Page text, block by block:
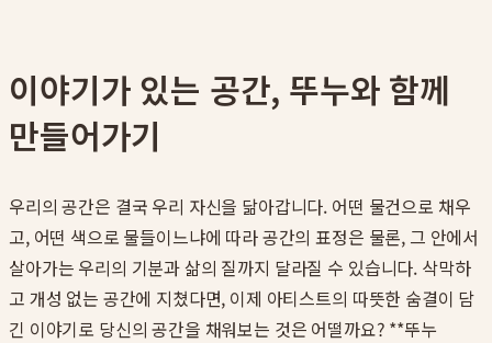
이야기가 있는 공간, 뚜누와 함께
만들어가기
우리의 공간은 결국 우리 자신을 닮아갑니다. 어떤 물건으로 채우
고, 어떤 색으로 물들이느냐에 따라 공간의 표정은 물론, 그 안에서
살아가는 우리의 기분과 삶의 질까지 달라질 수 있습니다. 삭막하
고 개성 없는 공간에 지쳤다면, 이제 아티스트의 따뜻한 숨결이 담
긴 이야기로 당신의 공간을 채워보는 것은 어떨까요? **뚜누